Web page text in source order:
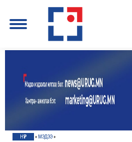
НҮҮР » МЭДЭЭ»